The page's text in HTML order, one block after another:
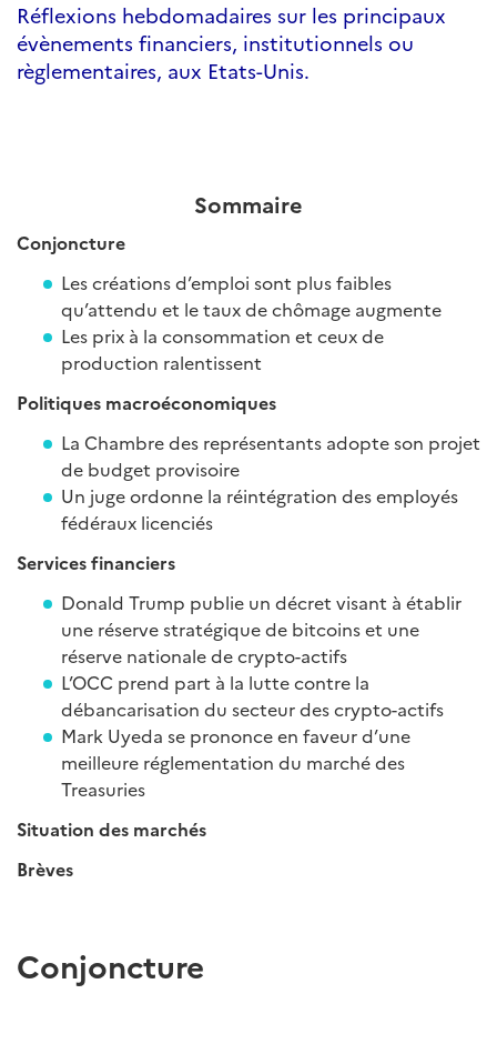
Réflexions hebdomadaires sur les principaux
évènements financiers, institutionnels ou
règlementaires, aux Etats-Unis.
Sommaire
Conjoncture
Les créations d’emploi sont plus faibles
qu’attendu et le taux de chômage augmente
Les prix à la consommation et ceux de
production ralentissent
Politiques macroéconomiques
La Chambre des représentants adopte son projet
de budget provisoire
Un juge ordonne la réintégration des employés
fédéraux licenciés
Services financiers
Donald Trump publie un décret visant à établir
une réserve stratégique de bitcoins et une
réserve nationale de crypto-actifs
L’OCC prend part à la lutte contre la
débancarisation du secteur des crypto-actifs
Mark Uyeda se prononce en faveur d’une
meilleure réglementation du marché des
Treasuries
Situation des marchés
Brèves
Conjoncture